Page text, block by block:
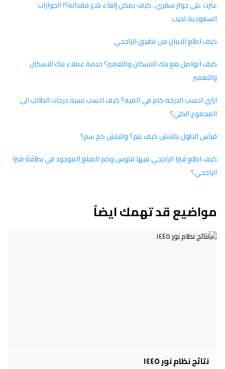
عثرت على جواز سفري.. كيف يمكن إلغاء بلاغ فقدانه؟! الجوازات
السعودية تجيب
كيف اطلع الايبان من تطبيق الراجحي
كيف اتواصل مع بنك الاسكان والتعمير؟ خدمة عملاء بنك الاسكان
والتعمير
ازاي احسب الدرجه كام في الميه؟ كيف احسب نسبة درجات الطالب الى
المجموع الكلي؟
قياس الطول بالانش كيف يتم؟ والانش كم سم؟
كيف اطلع فيزا الراجحي فيها فلوس وكم المبلغ الموجود في بطاقة فيزا
الراجحي؟
مواضيع قد تهمك ايضاً
نتائج نظام نور ١٤٤٥